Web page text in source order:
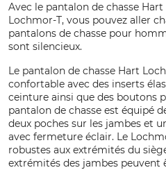
Avec le pantalon de chasse
Lochmor-T, vous pouvez aller
pantalons de chasse pour
sont silencieux.
Le pantalon de chasse Hart
confortable avec des inserts
ceinture ainsi que des boutons
pantalon de chasse est équipé
deux poches sur les jambes et
avec fermeture éclair. Le
robustes aux extrémités du
extrémités des jambes peuvent